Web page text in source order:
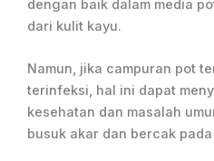
dengan baik dalam media
dari kulit kayu.
Namun, jika campuran pot
terinfeksi, hal ini dapat
kesehatan dan masalah
busuk akar dan bercak